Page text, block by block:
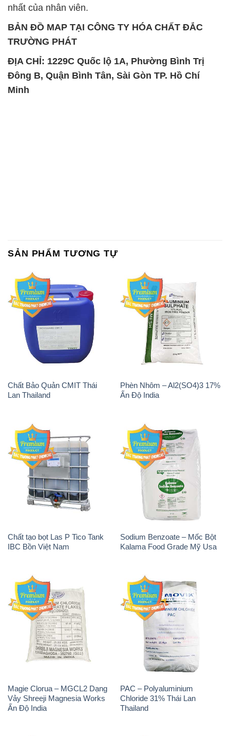
nhất của nhân viên.
BẢN ĐỒ MAP TẠI CÔNG TY HÓA CHẤT ĐẮC
TRƯỜNG PHÁT
ĐỊA CHỈ: 1229C Quốc lộ 1A, Phường Bình Trị
Đông B, Quận Bình Tân, Sài Gòn TP. Hồ Chí
Minh
SẢN PHẨM TƯƠNG TỰ
Chất Bảo Quản CMIT Thái
Lan Thailand
Phèn Nhôm – Al2(SO4)3 17%
Ấn Độ India
Chất tạo bọt Las P Tico Tank
IBC Bồn Việt Nam
Sodium Benzoate – Mốc Bột
Kalama Food Grade Mỹ Usa
Magie Clorua – MGCL2 Dạng
Vảy Shreeji Magnesia Works
Ấn Độ India
PAC – Polyaluminium
Chloride 31% Thái Lan
Thailand